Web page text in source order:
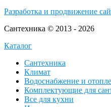
Разработка и продвижение
Сантехника © 2013 - 2026
Каталог
Сантехника
Климат
Водоснабжение и
Комплектующие для
Все для кухни